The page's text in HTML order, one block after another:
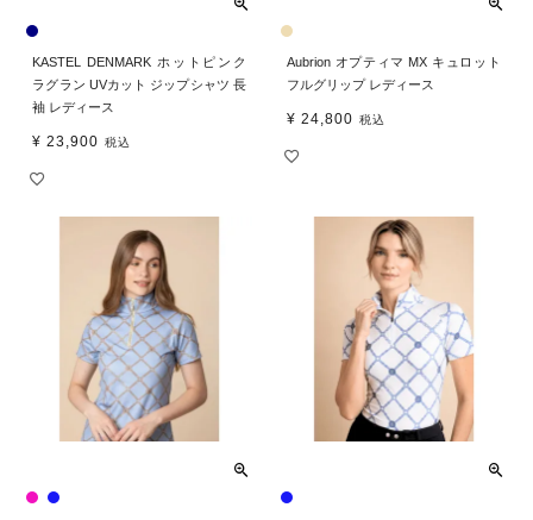
KASTEL DENMARK ホットピンク
ラグラン UVカット ジップシャツ 長
袖 レディース
¥ 23,900 税込
Aubrion オプティマ MX キュロット
フルグリップ レディース
¥ 24,800 税込